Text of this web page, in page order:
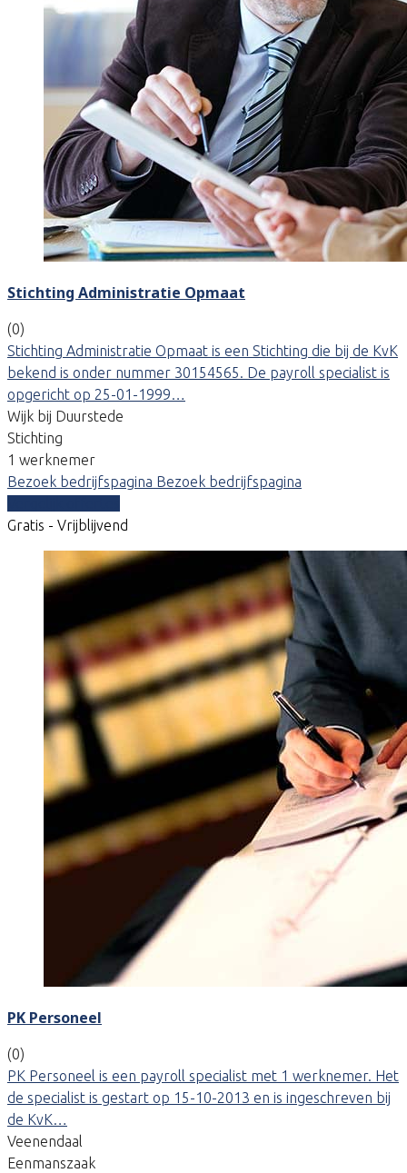
Stichting Administratie Opmaat
(0)
Stichting Administratie Opmaat is een Stichting die bij de KvK
bekend is onder nummer 30154565. De payroll specialist is
opgericht op 25-01-1999…
Wijk bij Duurstede
Stichting
1 werknemer
Bezoek bedrijfspagina Bezoek bedrijfspagina
Gratis - Vrijblijvend
PK Personeel
(0)
PK Personeel is een payroll specialist met 1 werknemer. Het
de specialist is gestart op 15-10-2013 en is ingeschreven bij
de KvK…
Veenendaal
Eenmanszaak